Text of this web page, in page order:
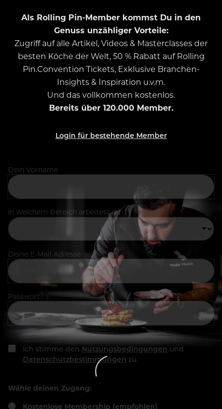
Als Rolling Pin-Member kommst Du in den
Genuss unzähliger Vorteile:
Zugriff auf alle Artikel, Videos & Masterclasses der
besten Köche der Welt, 50 % Rabatt auf Rolling
Pin.Convention Tickets, Exklusive Branchen-
Insights & Inspiration u.v.m.
Und das vollkommen kostenlos.
Bereits über 120.000 Member.
Login für bestehende Member
Dein Vorname
In welchem Bereich arbeitest du
Deine E-Mail Adresse
Passwort
Ich stimme den Nutzungsbedingungen und
Datenschutzbestimmungen zu.
Wähle deinen Zugang:
Kostenlose Membership (empfohlen)